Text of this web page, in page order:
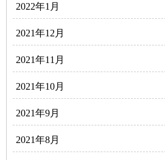
2022年1月
2021年12月
2021年11月
2021年10月
2021年9月
2021年8月